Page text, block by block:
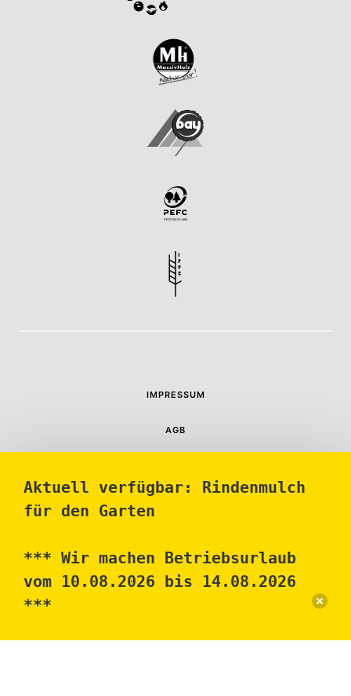
IMPRESSUM
AGB
BAY HOLZWERK GMBH © 2026
Aktuell verfügbar: Rindenmulch
für den Garten
*** Wir machen Betriebsurlaub
vom 10.08.2026 bis 14.08.2026
***